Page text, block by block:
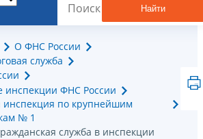
Найти
О ФНС России
служба
ФНС России
по крупнейшим
№ 1
служба в инспекции